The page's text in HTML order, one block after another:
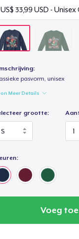
pasvorm, unisex
Meer Details
grootte:
Voeg